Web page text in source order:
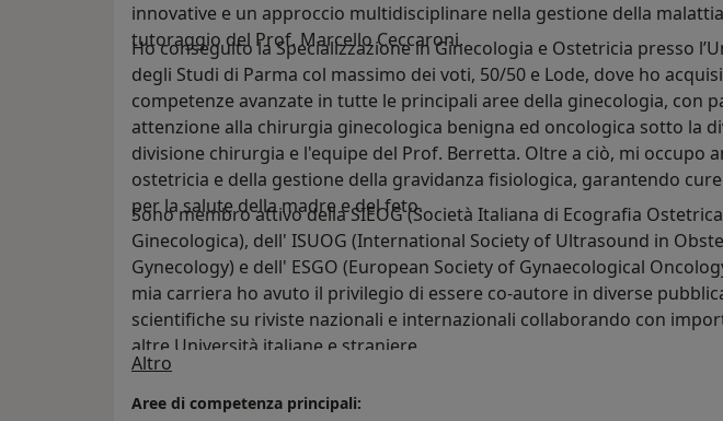
innovative e un approccio multidisciplinare nella gestione della
tutoraggio del Prof. Marcello Ceccaroni.
Ho conseguito la Specializzazione in Ginecologia e Ostetricia presso
degli Studi di Parma col massimo dei voti, 50/50 e Lode, dove ho
competenze avanzate in tutte le principali aree della ginecologia, con
attenzione alla chirurgia ginecologica benigna ed oncologica sotto la
divisione chirurgia e l'equipe del Prof. Berretta. Oltre a ciò, mi occupo
ostetricia e della gestione della gravidanza fisiologica, garantendo
per la salute della madre e del feto.
Sono membro attivo della SIEOG (Società Italiana di Ecografia
Ginecologica), dell' ISUOG (International Society of Ultrasound in
Gynecology) e dell' ESGO (European Society of Gynaecological
mia carriera ho avuto il privilegio di essere co-autore in diverse
scientifiche su riviste nazionali e internazionali collaborando con
altre Università italiane e straniere.
Altro
Aree di competenza principali: